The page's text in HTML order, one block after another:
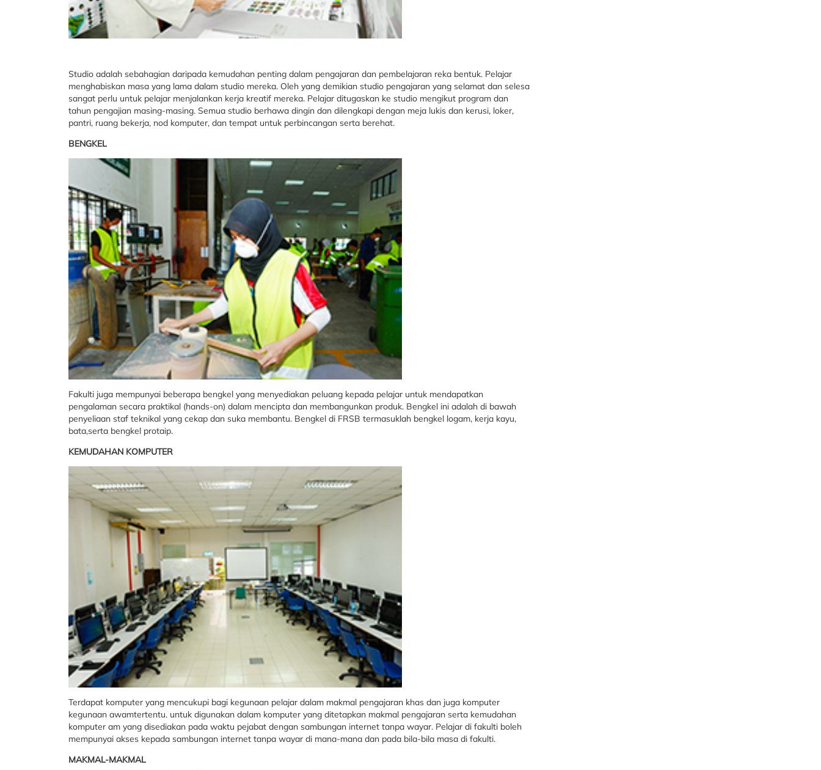
Studio adalah sebahagian daripada kemudahan penting dalam pengajaran dan pembelajaran reka bentuk. Pelajar
menghabiskan masa yang lama dalam studio mereka. Oleh yang demikian studio pengajaran yang selamat dan selesa
sangat perlu untuk pelajar menjalankan kerja kreatif mereka. Pelajar ditugaskan ke studio mengikut program dan
tahun pengajian masing-masing. Semua studio berhawa dingin dan dilengkapi dengan meja lukis dan kerusi, loker,
pantri, ruang bekerja, nod komputer, dan tempat untuk perbincangan serta berehat.
BENGKEL
Fakulti juga mempunyai beberapa bengkel yang menyediakan peluang kepada pelajar untuk mendapatkan
pengalaman secara praktikal (hands-on) dalam mencipta dan membangunkan produk. Bengkel ini adalah di bawah
penyeliaan staf teknikal yang cekap dan suka membantu. Bengkel di FRSB termasuklah bengkel logam, kerja kayu,
bata,serta bengkel protaip.
KEMUDAHAN KOMPUTER
Terdapat komputer yang mencukupi bagi kegunaan pelajar dalam makmal pengajaran khas dan juga komputer
kegunaan awamtertentu. untuk digunakan dalam komputer yang ditetapkan makmal pengajaran serta kemudahan
komputer am yang disediakan pada waktu pejabat dengan sambungan internet tanpa wayar. Pelajar di fakulti boleh
mempunyai akses kepada sambungan internet tanpa wayar di mana-mana dan pada bila-bila masa di fakulti.
MAKMAL-MAKMAL